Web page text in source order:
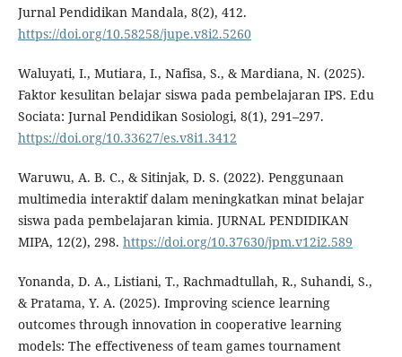
Jurnal Pendidikan Mandala, 8(2), 412.
https://doi.org/10.58258/jupe.v8i2.5260
Waluyati, I., Mutiara, I., Nafisa, S., & Mardiana, N. (2025).
Faktor kesulitan belajar siswa pada pembelajaran IPS. Edu
Sociata: Jurnal Pendidikan Sosiologi, 8(1), 291–297.
https://doi.org/10.33627/es.v8i1.3412
Waruwu, A. B. C., & Sitinjak, D. S. (2022). Penggunaan
multimedia interaktif dalam meningkatkan minat belajar
siswa pada pembelajaran kimia. JURNAL PENDIDIKAN
MIPA, 12(2), 298. https://doi.org/10.37630/jpm.v12i2.589
Yonanda, D. A., Listiani, T., Rachmadtullah, R., Suhandi, S.,
& Pratama, Y. A. (2025). Improving science learning
outcomes through innovation in cooperative learning
models: The effectiveness of team games tournament